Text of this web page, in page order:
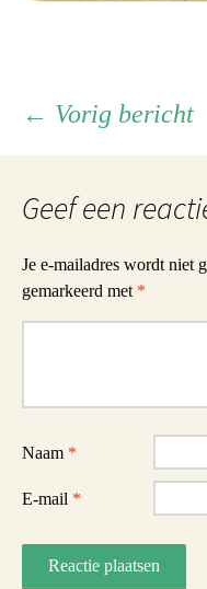
← Vorig bericht
Geef een
Je e-mailadres wordt niet
gemarkeerd met *
Naam *
E-mail *